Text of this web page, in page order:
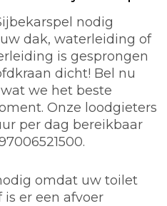
nodig
dak, waterleiding of
is gesprongen
dicht! Bel nu
we het beste
Onze loodgieters
per dag bereikbaar
omdat uw toilet
er een afvoer